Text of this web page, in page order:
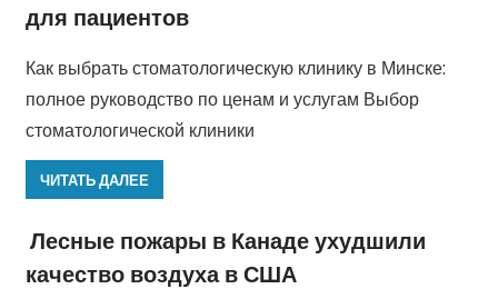
для пациентов
Как выбрать стоматологическую клинику в Минске:
полное руководство по ценам и услугам Выбор
стоматологической клиники
ЧИТАТЬ ДАЛЕЕ
Лесные пожары в Канаде ухудшили
качество воздуха в США